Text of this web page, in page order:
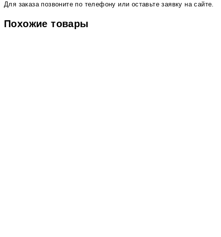
Для заказа позвоните по телефону или оставьте заявку на сайте.
Похожие товары